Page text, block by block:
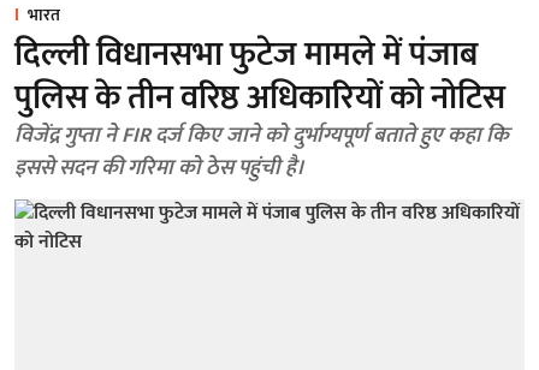
भारत
दिल्ली विधानसभा फुटेज मामले में पंजाब
पुलिस के तीन वरिष्ठ अधिकारियों को नोटिस
विजेंद्र गुप्ता ने FIR दर्ज किए जाने को दुर्भाग्यपूर्ण बताते हुए कहा कि
इससे सदन की गरिमा को ठेस पहुंची है।